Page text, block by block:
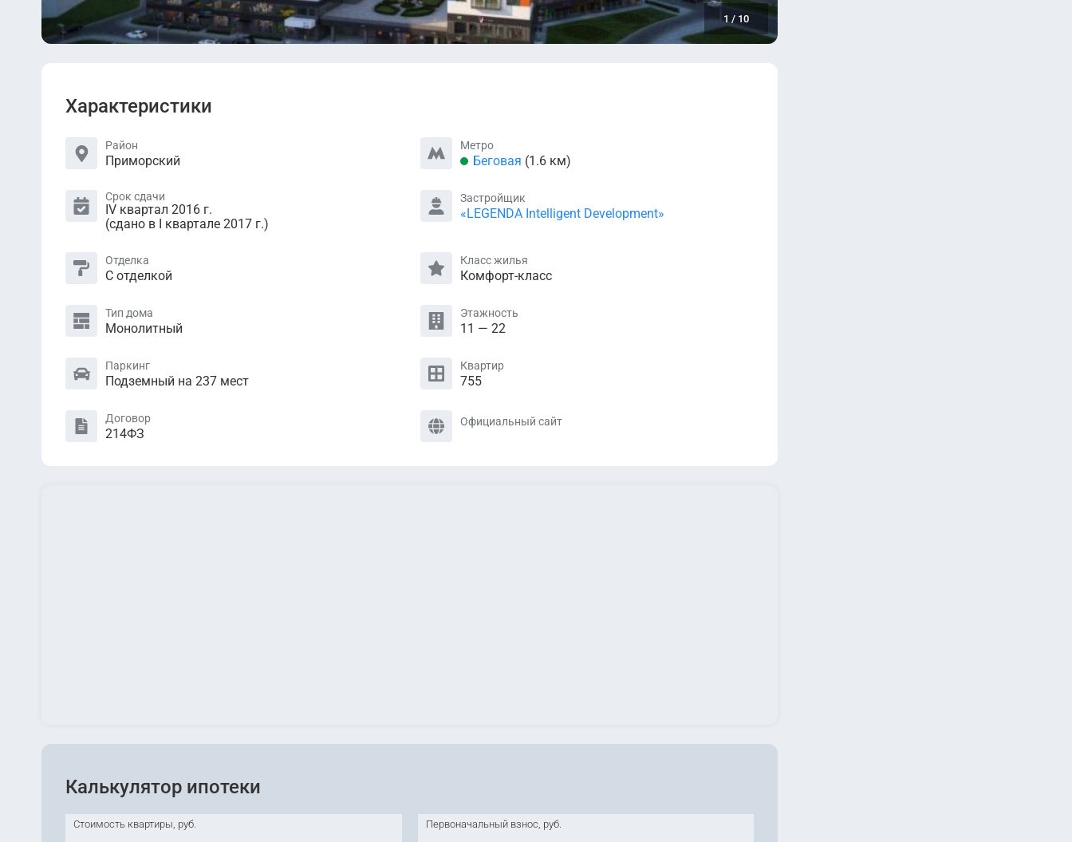
1 / 10
Характеристики
Район
Приморский
Метро
Беговая (1.6 км)
Срок сдачи
IV квартал 2016 г.
(сдано в I квартале 2017 г.)
Застройщик
«LEGENDA Intelligent Development»
Отделка
С отделкой
Класс жилья
Комфорт-класс
Тип дома
Монолитный
Этажность
11 — 22
Паркинг
Подземный на 237 мест
Квартир
755
Договор
214ФЗ
Официальный сайт
Калькулятор ипотеки
Стоимость квартиры, руб. Первоначальный взнос, руб.